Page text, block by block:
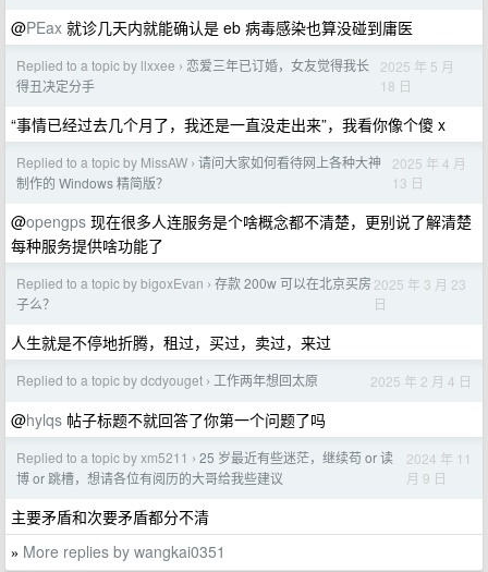
@PEax 就诊几天内就能确认是 eb 病毒感染也算没碰到庸医
Replied to a topic by llxxee › 恋爱三年已订婚，女友觉得我长
得丑决定分手
2025 年 5 月
18 日
“事情已经过去几个月了，我还是一直没走出来”，我看你像个傻 x
Replied to a topic by MissAW › 请问大家如何看待网上各种大神
制作的 Windows 精简版？
2025 年 4 月
13 日
@opengps 现在很多人连服务是个啥概念都不清楚，更别说了解清楚
每种服务提供啥功能了
Replied to a topic by bigoxEvan › 存款 200w 可以在北京买房
子么？
2025 年 3 月 23
日
人生就是不停地折腾，租过，买过，卖过，来过
Replied to a topic by dcdyouget › 工作两年想回太原 2025 年 2 月 4 日
@hylqs 帖子标题不就回答了你第一个问题了吗
Replied to a topic by xm5211 › 25 岁最近有些迷茫，继续苟 or 读
博 or 跳槽，想请各位有阅历的大哥给我些建议
2024 年 11
月 9 日
主要矛盾和次要矛盾都分不清
» More replies by wangkai0351